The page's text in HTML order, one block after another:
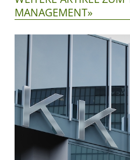
MANAGEMENT»